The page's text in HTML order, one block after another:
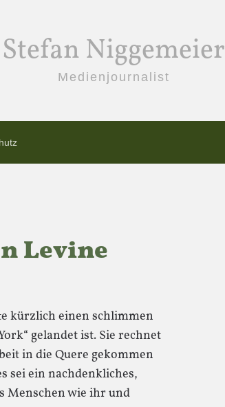
Stefan Niggemeier
Medienjournalist
Levine
kürzlich einen schlimmen
gelandet ist. Sie rechnet
in die Quere gekommen
sei ein nachdenkliches,
Menschen wie ihr und